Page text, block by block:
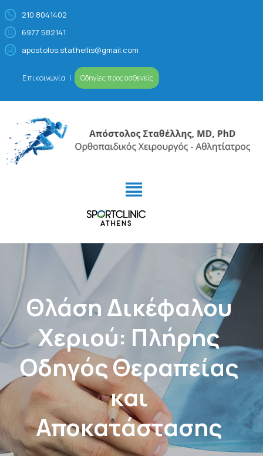
210 8041402
6977 582141
apostolos.stathellis@gmail.com
Επικοινωνία | Οδηγίες προς ασθενείς
Θλάση Δικέφαλου
Χεριού: Πλήρης
Οδηγός Θεραπείας
και
Αποκατάστασης
Ορθοπαιδικός Χειρουργός – Αθλητίατρος
ΙΑΤΡΕΊΟ
ΠΡΟΦΊΛ
ΚΑΚΏΣΕΙΣ
ΕΙΔΙΚΕΎΣΕΙΣ
VIDEOS/MEDIA